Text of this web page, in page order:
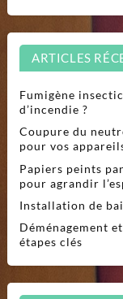
ARTICLES
Fumigène
d’incendie ?
Coupure du
pour vos
Papiers peints
pour agrandir
Installation de
Déménagement
étapes clés